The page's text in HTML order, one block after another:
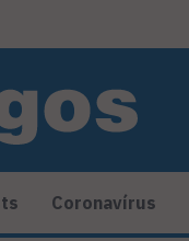
Coronavírus